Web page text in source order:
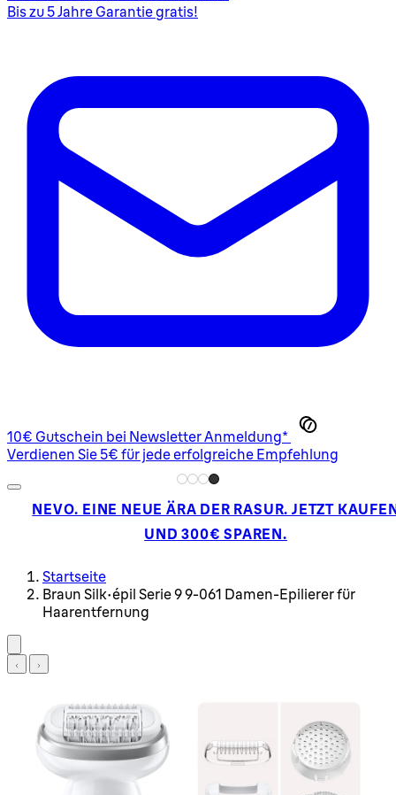
Bis zu 5 Jahre Garantie gratis!
10€ Gutschein bei Newsletter Anmeldung*
Verdienen Sie 5€ für jede erfolgreiche Empfehlung
NEVO. EINE NEUE ÄRA DER RASUR. JETZT
UND 300€ SPAREN.
Startseite
Braun Silk-épil Serie 9 9-061 Damen-Epilierer für
Haarentfernung